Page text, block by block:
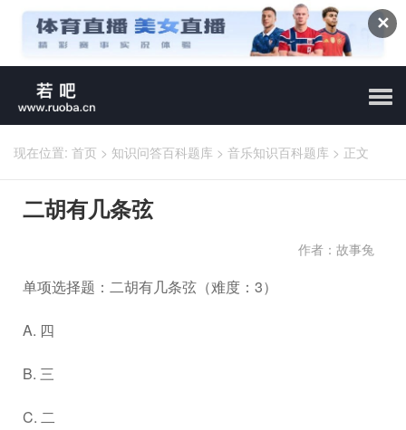
✕
现在位置: 首页 > 知识问答百科题库 > 音乐知识百科题库 > 正文
二胡有几条弦
作者：故事兔
单项选择题：二胡有几条弦（难度：3）
A. 四
B. 三
C. 二